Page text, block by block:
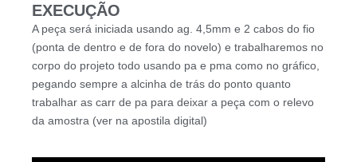
EXECUÇÃO
A peça será iniciada usando ag. 4,5mm e 2 cabos do fio
(ponta de dentro e de fora do novelo) e trabalharemos no
corpo do projeto todo usando pa e pma como no gráfico,
pegando sempre a alcinha de trás do ponto quanto
trabalhar as carr de pa para deixar a peça com o relevo
da amostra (ver na apostila digital)